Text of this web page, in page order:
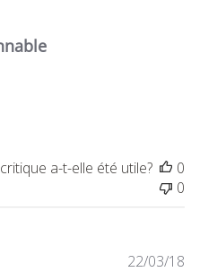
a-t-elle été utile?
0
0
22/03/18